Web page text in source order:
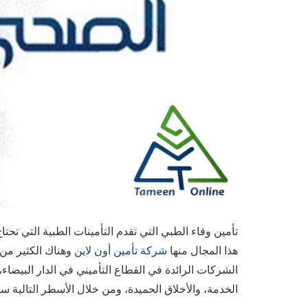
تأمين وفاء الطبي التي تقدم التأمينات الطبية التي
هذا المجال منها شركة تأمين أون لاين وهناك الكثير
الشركات الرائدة في القطاع التأميني في الدار
الخدمة، والأخلاق الحميدة، ومن خلال الأسطر